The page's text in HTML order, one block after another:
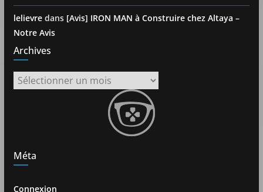
lelievredans [Avis] IRON MAN à Construire chez Altaya –
Notre Avis
Archives
Archives
Méta
Connexion